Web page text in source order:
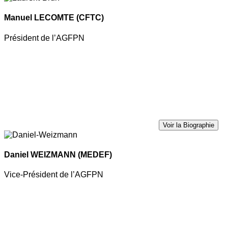
Manuel LECOMTE (CFTC)
Président de l’AGFPN
Voir la Biographie
Daniel WEIZMANN (MEDEF)
Vice-Président de l’AGFPN